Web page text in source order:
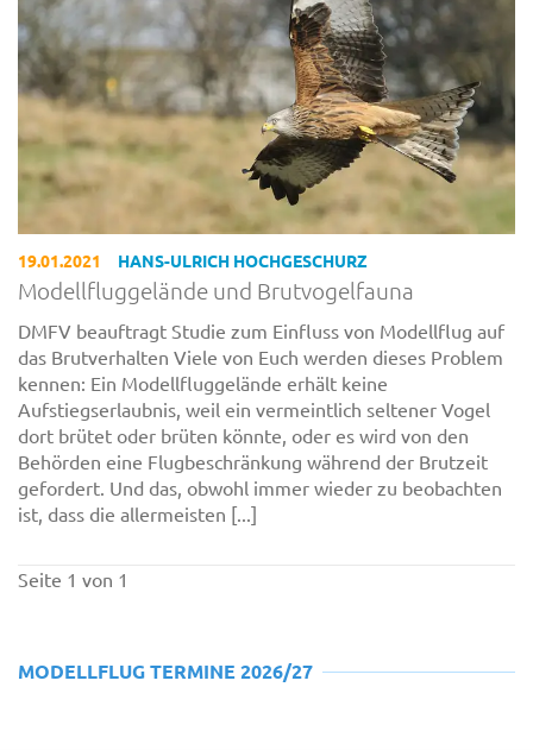
19.01.2021 HANS-ULRICH HOCHGESCHURZ
Modellfluggelände und Brutvogelfauna
DMFV beauftragt Studie zum Einfluss von Modellflug auf
das Brutverhalten Viele von Euch werden dieses Problem
kennen: Ein Modellfluggelände erhält keine
Aufstiegserlaubnis, weil ein vermeintlich seltener Vogel
dort brütet oder brüten könnte, oder es wird von den
Behörden eine Flugbeschränkung während der Brutzeit
gefordert. Und das, obwohl immer wieder zu beobachten
ist, dass die allermeisten [...]
Seite 1 von 1
MODELLFLUG TERMINE 2026/27